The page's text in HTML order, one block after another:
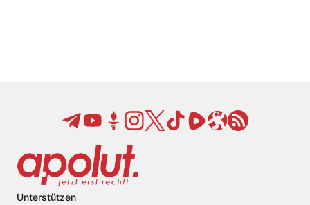
Unterstützen